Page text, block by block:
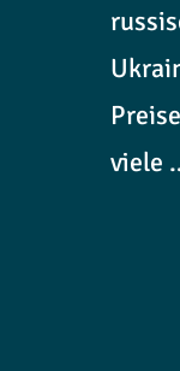
viele